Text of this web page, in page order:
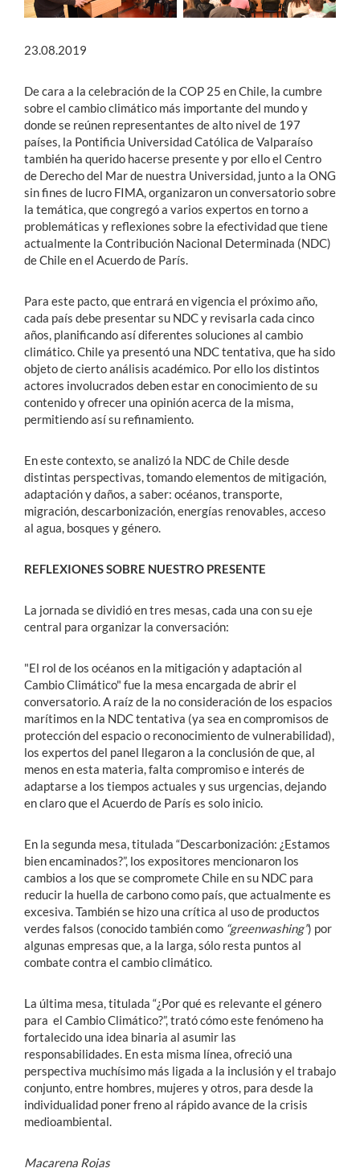
23.08.2019
De cara a la celebración de la COP 25 en Chile, la cumbre
sobre el cambio climático más importante del mundo y
donde se reúnen representantes de alto nivel de 197
países, la Pontificia Universidad Católica de Valparaíso
también ha querido hacerse presente y por ello el Centro
de Derecho del Mar de nuestra Universidad, junto a la ONG
sin fines de lucro FIMA, organizaron un conversatorio sobre
la temática, que congregó a varios expertos en torno a
problemáticas y reflexiones sobre la efectividad que tiene
actualmente la Contribución Nacional Determinada (NDC)
de Chile en el Acuerdo de París.
Para este pacto, que entrará en vigencia el próximo año,
cada país debe presentar su NDC y revisarla cada cinco
años, planificando así diferentes soluciones al cambio
climático. Chile ya presentó una NDC tentativa, que ha sido
objeto de cierto análisis académico. Por ello los distintos
actores involucrados deben estar en conocimiento de su
contenido y ofrecer una opinión acerca de la misma,
permitiendo así su refinamiento.
En este contexto, se analizó la NDC de Chile desde
distintas perspectivas, tomando elementos de mitigación,
adaptación y daños, a saber: océanos, transporte,
migración, descarbonización, energías renovables, acceso
al agua, bosques y género.
REFLEXIONES SOBRE NUESTRO PRESENTE
La jornada se dividió en tres mesas, cada una con su eje
central para organizar la conversación:
"El rol de los océanos en la mitigación y adaptación al
Cambio Climático" fue la mesa encargada de abrir el
conversatorio. A raíz de la no consideración de los espacios
marítimos en la NDC tentativa (ya sea en compromisos de
protección del espacio o reconocimiento de vulnerabilidad),
los expertos del panel llegaron a la conclusión de que, al
menos en esta materia, falta compromiso e interés de
adaptarse a los tiempos actuales y sus urgencias, dejando
en claro que el Acuerdo de París es solo inicio.
En la segunda mesa, titulada “Descarbonización: ¿Estamos
bien encaminados?”, los expositores mencionaron los
cambios a los que se compromete Chile en su NDC para
reducir la huella de carbono como país, que actualmente es
excesiva. También se hizo una crítica al uso de productos
verdes falsos (conocido también como “greenwashing”) por
algunas empresas que, a la larga, sólo resta puntos al
combate contra el cambio climático.
La última mesa, titulada “¿Por qué es relevante el género
para el Cambio Climático?”, trató cómo este fenómeno ha
fortalecido una idea binaria al asumir las
responsabilidades. En esta misma línea, ofreció una
perspectiva muchísimo más ligada a la inclusión y el trabajo
conjunto, entre hombres, mujeres y otros, para desde la
individualidad poner freno al rápido avance de la crisis
medioambiental.
Macarena Rojas